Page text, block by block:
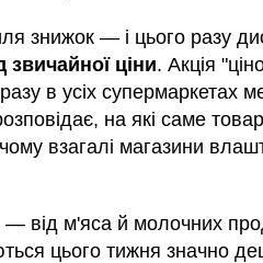
знижок — і цього разу
звичайної ціни. Акція
в усіх супермаркетах
на які саме
взагалі магазини
— від м'яса й молочних
цього тижня значно